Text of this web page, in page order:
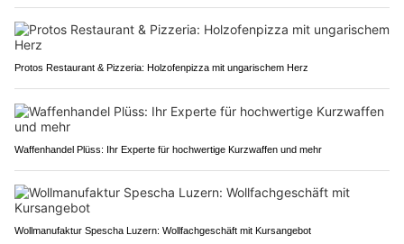
Protos Restaurant & Pizzeria: Holzofenpizza mit ungarischem Herz
Waffenhandel Plüss: Ihr Experte für hochwertige Kurzwaffen und mehr
Wollmanufaktur Spescha Luzern: Wollfachgeschäft mit Kursangebot